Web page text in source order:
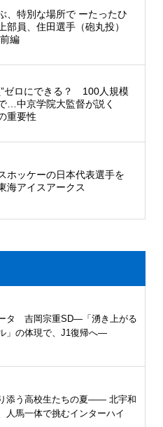
、特別な場所で ーたったひ
部員、住田選手（砲丸投）
編
”ゼロにできる？ 100人規模
…中京学院大監督が説く
重要性
ホッケーの日本代表選手を
海アイスアークス
タ 吉岡宗重SD―「湧き上がる
」の体現で、J1復帰へ―
添う高校生たちの夏—— 北宇和
人馬一体で挑むインターハイ